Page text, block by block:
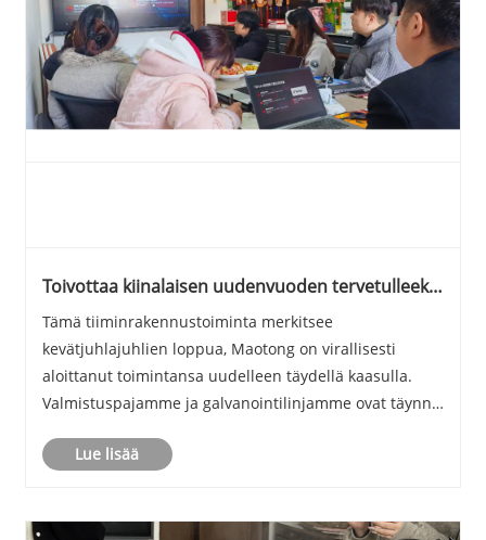
Toivottaa kiinalaisen uudenvuoden tervetulleeksi
Tämä tiiminrakennustoiminta merkitsee
kevätjuhlajuhlien loppua, Maotong on virallisesti
aloittanut toimintansa uudelleen täydellä kaasulla.
Valmistuspajamme ja galvanointilinjamme ovat täynnä
​​tuoden takaisin juhlallisia siunauksia ja vahvaa työ......
Lue lisää